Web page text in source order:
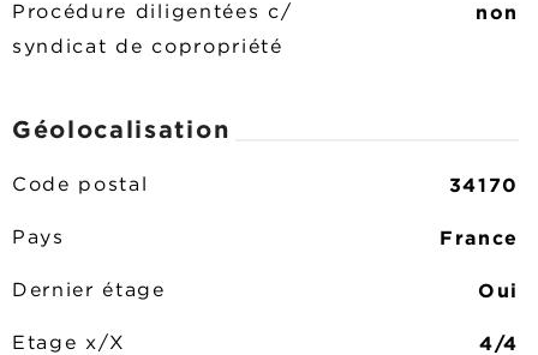
Procédure diligentées c/
syndicat de copropriété
non
Géolocalisation
Code postal 34170
Pays France
Dernier étage Oui
Etage x/X 4/4